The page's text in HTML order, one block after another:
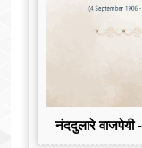
नंददुलारे